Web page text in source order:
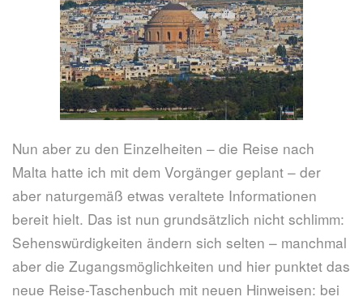
Nun aber zu den Einzelheiten – die Reise nach
Malta hatte ich mit dem Vorgänger geplant – der
aber naturgemäß etwas veraltete Informationen
bereit hielt. Das ist nun grundsätzlich nicht schlimm:
Sehenswürdigkeiten ändern sich selten – manchmal
aber die Zugangsmöglichkeiten und hier punktet das
neue Reise-Taschenbuch mit neuen Hinweisen: bei